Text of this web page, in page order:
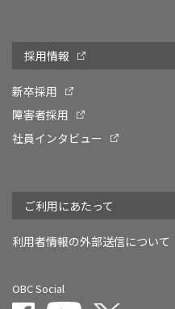
採用情報
新卒採用
障害者採用
社員インタビュー
ご利用にあたって
利用者情報の外部送信について
OBC Social